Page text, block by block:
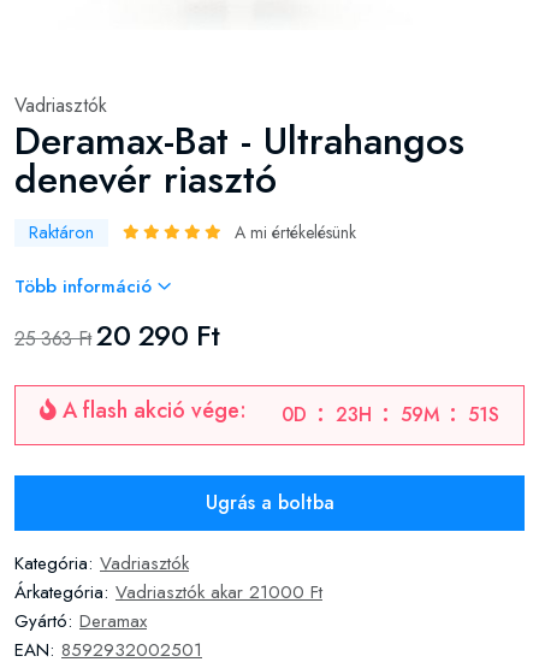
Vadriasztók
Deramax-Bat - Ultrahangos
denevér riasztó
Raktáron A mi értékelésünk
Több információ
25 363 Ft20 290 Ft
A flash akció vége: 0D 23H 59M 50S
Ugrás a boltba
Kategória: Vadriasztók
Árkategória: Vadriasztók akar 21000 Ft
Gyártó: Deramax
EAN: 8592932002501